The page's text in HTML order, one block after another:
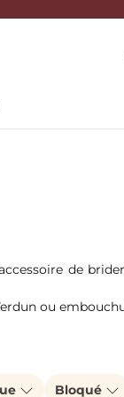
de
ou
vous
Bloqué